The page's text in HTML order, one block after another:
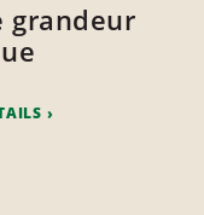
grandeur